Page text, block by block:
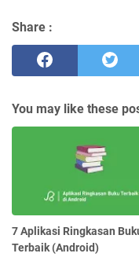
Share :
You may like these
7 Aplikasi Ringkasan
Terbaik (Android)